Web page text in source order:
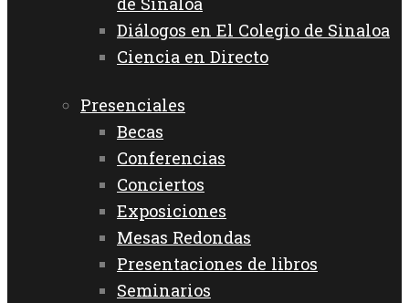
Diálogos en El Colegio de Sinaloa
Ciencia en Directo
Presenciales
Becas
Conferencias
Conciertos
Exposiciones
Mesas Redondas
Presentaciones de libros
Seminarios